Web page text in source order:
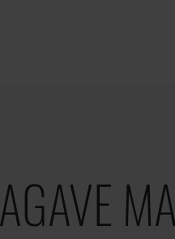
AGAVE